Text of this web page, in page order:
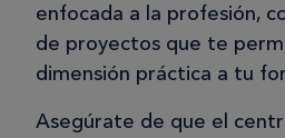
enfocada a la profesión,
de proyectos que te
dimensión práctica a tu
Asegúrate de que el